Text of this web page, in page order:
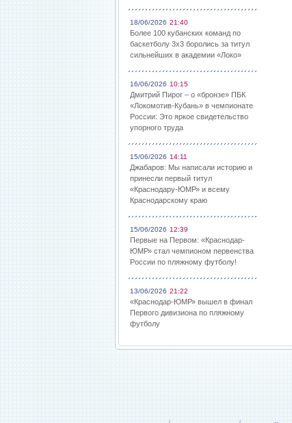
18/06/2026 21:40
Более 100 кубанских команд по
баскетболу 3х3 боролись за титул
сильнейших в академии «Локо»
16/06/2026 10:15
Дмитрий Пирог – о «бронзе» ПБК
«Локомотив-Кубань» в чемпионате
России: Это яркое свидетельство
упорного труда
15/06/2026 14:11
Джабаров: Мы написали историю и
принесли первый титул
«Краснодару-ЮМР» и всему
Краснодарскому краю
15/06/2026 12:39
Первые на Первом: «Краснодар-
ЮМР» стал чемпионом первенства
России по пляжному футболу!
13/06/2026 21:22
«Краснодар-ЮМР» вышел в финал
Первого дивизиона по пляжному
футболу